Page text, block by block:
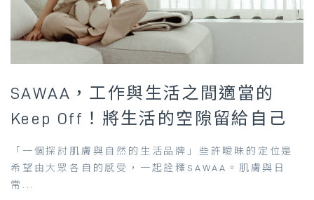
SAWAA，工作與生活之間適當的
Keep Off！將生活的空隙留給自己
「一個探討肌膚與自然的生活品牌」些許曖昧的定位是
希望由大眾各自的感受，一起詮釋SAWAA。肌膚與日
常...